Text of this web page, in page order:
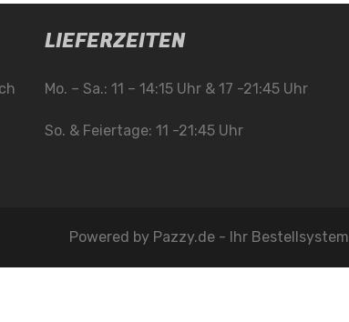
LIEFERZEITEN
Mo. – Sa.: 11 – 14:15 Uhr & 17 -21:45 Uhr
So. & Feiertage: 11 -21:45 Uhr
Powered by Pazzy.de - Ihr Bestellsystem